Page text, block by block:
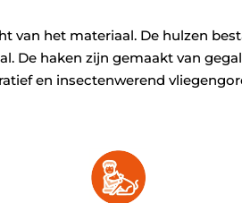
van het materiaal. De hulzen
De haken zijn gemaakt van
en insectenwerend